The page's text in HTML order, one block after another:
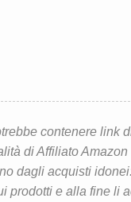
contenere link
di Affiliato
dagli acquisti
prodotti e alla fine li